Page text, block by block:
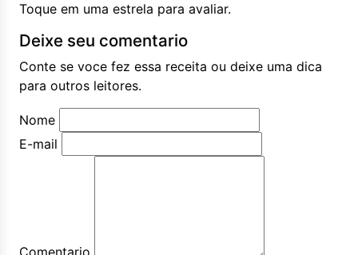
Toque em uma estrela para avaliar.
Deixe seu comentario
Conte se voce fez essa receita ou deixe uma dica
para outros leitores.
Nome
E-mail
Comentario